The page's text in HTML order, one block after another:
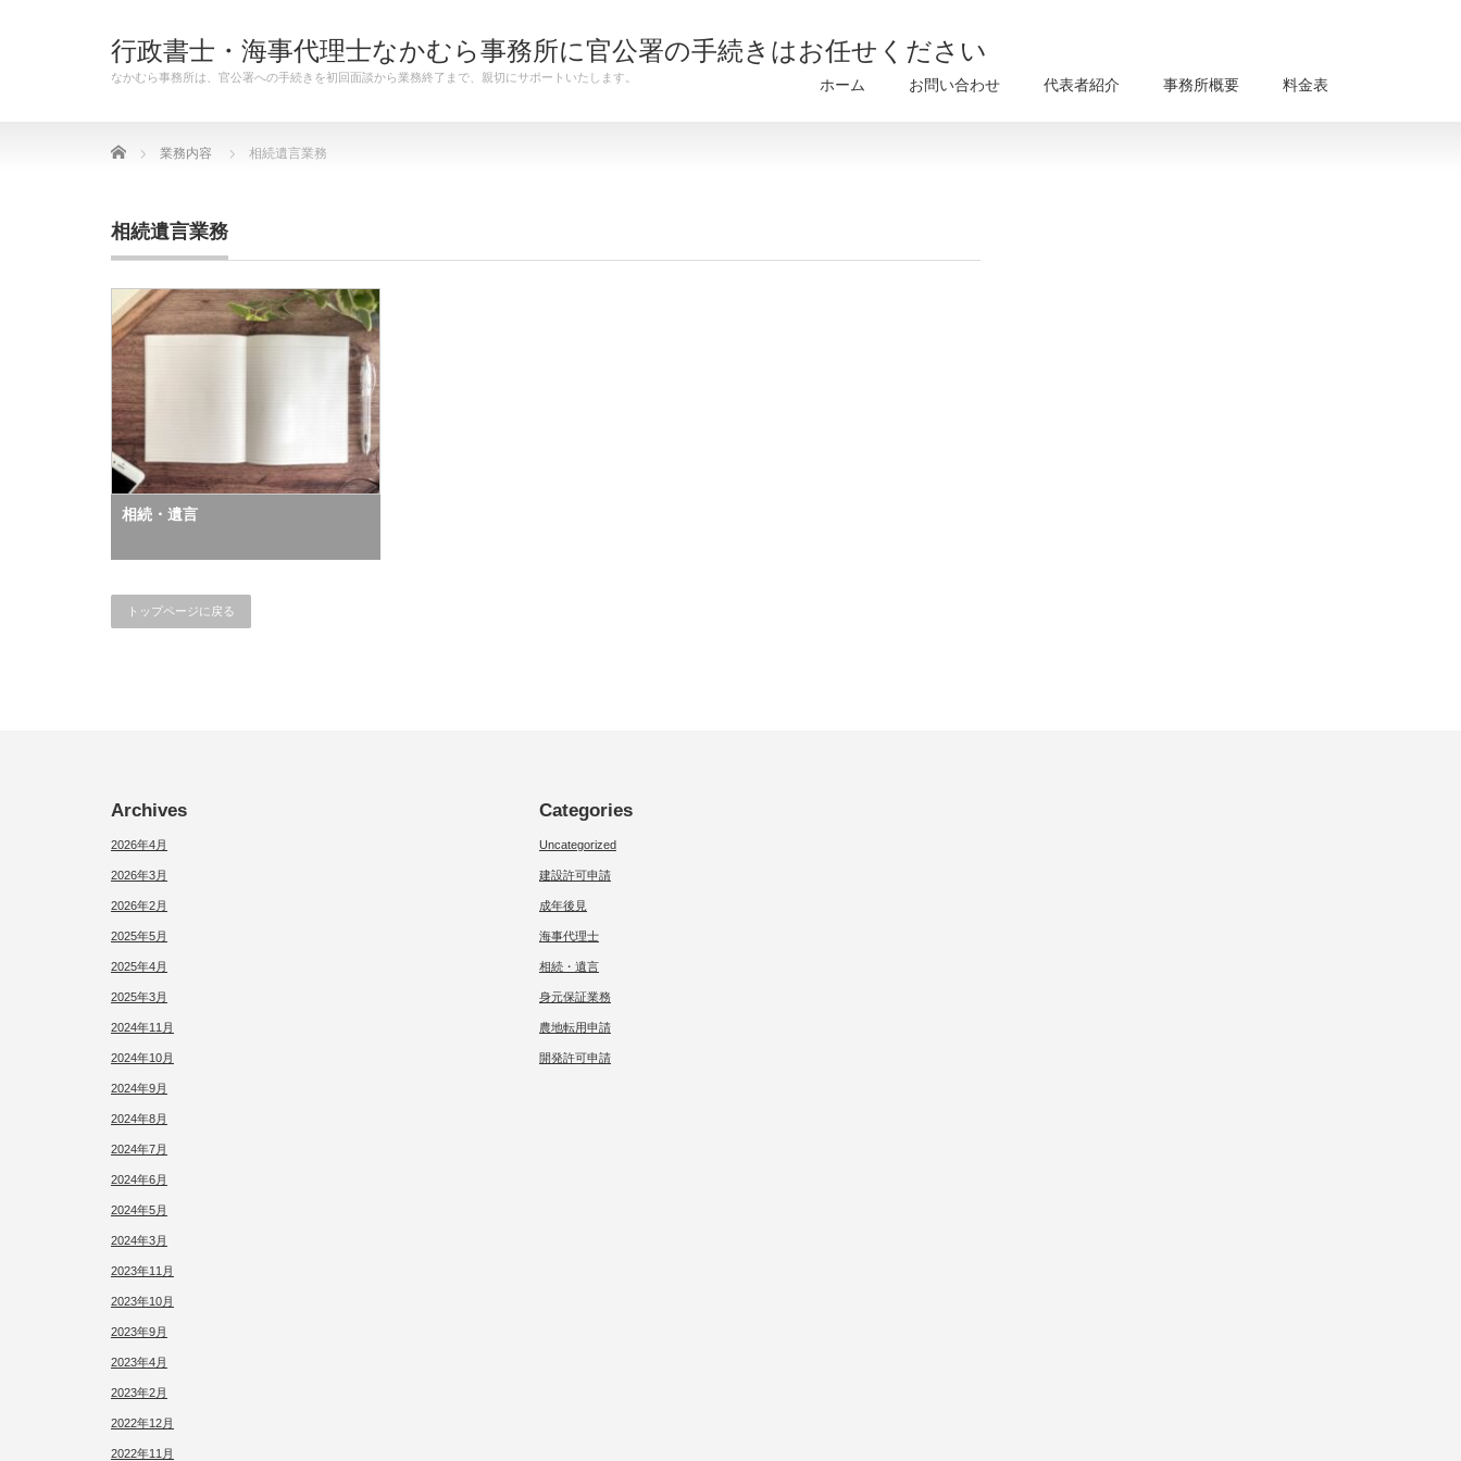
行政書士・海事代理士なかむら事務所に官公署の手続きはお任せください
なかむら事務所は、官公署への手続きを初回面談から業務終了まで、親切にサポートいたします。 ホーム お問い合わせ 代表者紹介 事務所概要 料金表
Home 業務内容 相続遺言業務
相続遺言業務
相続・遺言
トップページに戻る
Archives
2026年4月
2026年3月
2026年2月
2025年5月
2025年4月
2025年3月
2024年11月
2024年10月
2024年9月
2024年8月
2024年7月
2024年6月
2024年5月
2024年3月
2023年11月
2023年10月
2023年9月
2023年4月
2023年2月
2022年12月
2022年11月
Categories
Uncategorized
建設許可申請
成年後見
海事代理士
相続・遺言
身元保証業務
農地転用申請
開発許可申請